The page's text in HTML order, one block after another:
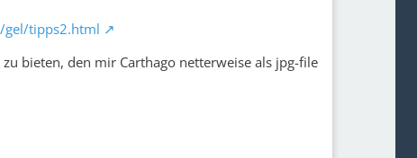
tipps2.html
bieten, den mir Carthago netterweise als jpg-file